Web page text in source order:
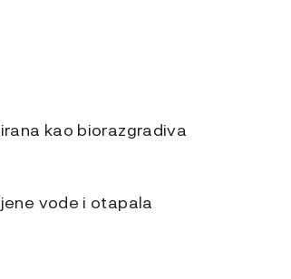
kao biorazgradiva
vode i otapala